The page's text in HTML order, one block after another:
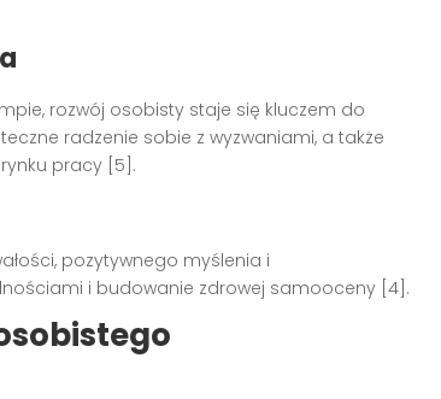
rozwój osobisty staje się kluczem do
radzenie sobie z wyzwaniami, a także
pracy [5].
pozytywnego myślenia i
i budowanie zdrowej samooceny [4].